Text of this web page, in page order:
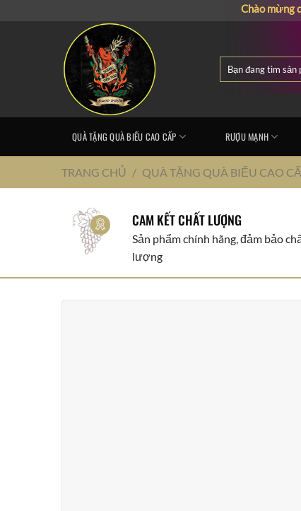
Chào mừng quý
kiếm:
QUÀ TẶNG QUÀ BIẾU CAO CẤP RƯỢU MẠNH
TRANG CHỦ / QUÀ TẶNG QUÀ BIẾU CAO
CAM KẾT CHẤT LƯỢNG
Sản phẩm chính hãng, đảm bảo
lượng